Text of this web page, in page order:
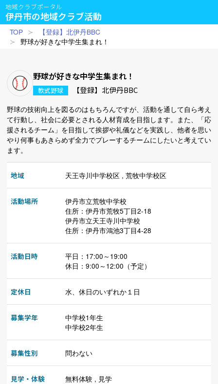
地域クラブポータル
伊丹市の地域クラブ活動
TOP
【登録】北伊丹BBC
野球が好きな中学生集まれ！
野球が好きな中学生集まれ！
軟式野球 【登録】北伊丹BBC
野球の技術向上を図るのはもちろんですが、活動を通して自ら考え
て行動し、社会に必要とされる人材育成を目指します。また、「応
援されるチーム」を目指して挨拶や礼儀などを実践し、他者を思い
やり何事もあきらめず全力でプレーするチームにしたいと考えてい
ます。
地域 天王寺川中学校区 , 荒牧中学校区
活動場所
伊丹市立荒牧中学校
住所：伊丹市荒牧5丁目2-18
伊丹市立天王寺川中学校
住所：伊丹市鴻池3丁目4-28
活動日時
平日：17:00～19:00
休日：9:00～12:00（予定）
定休日 水、休日のいずれか１日
募集学年
中学校1年生
中学校2年生
募集性別 問わない
見学・体験 無料体験 , 見学